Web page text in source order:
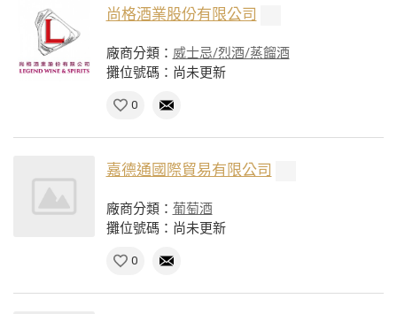
尚格酒業股份有限公司
廠商分類： 威士忌/烈酒/蒸餾酒
攤位號碼：尚未更新
0
嘉德通國際貿易有限公司
廠商分類： 葡萄酒
攤位號碼：尚未更新
0